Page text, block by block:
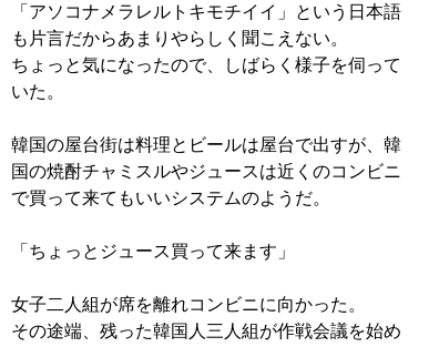
「アソコナメラレルトキモチイイ」という日本語
も片言だからあまりやらしく聞こえない。
ちょっと気になったので、しばらく様子を伺って
いた。
韓国の屋台街は料理とビールは屋台で出すが、韓
国の焼酎チャミスルやジュースは近くのコンビニ
で買って来てもいいシステムのようだ。
「ちょっとジュース買って来ます」
女子二人組が席を離れコンビニに向かった。
その途端、残った韓国人三人組が作戦会議を始め